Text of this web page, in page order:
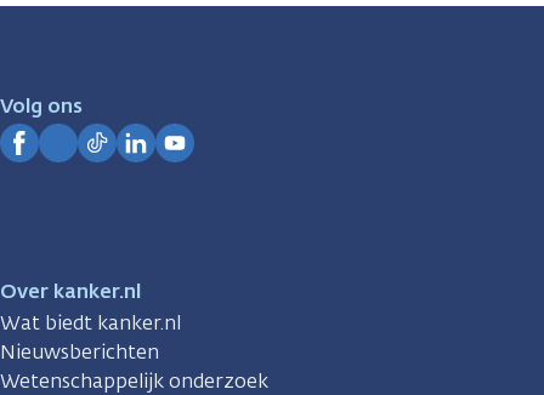
zijn
Volg ons
Over kanker.nl
Wat biedt kanker.nl
Nieuwsberichten
Wetenschappelijk onderzoek